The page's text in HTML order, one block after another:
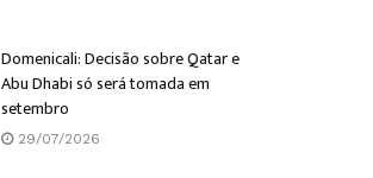
Domenicali: Decisão sobre Qatar e
Abu Dhabi só será tomada em
setembro
29/07/2026